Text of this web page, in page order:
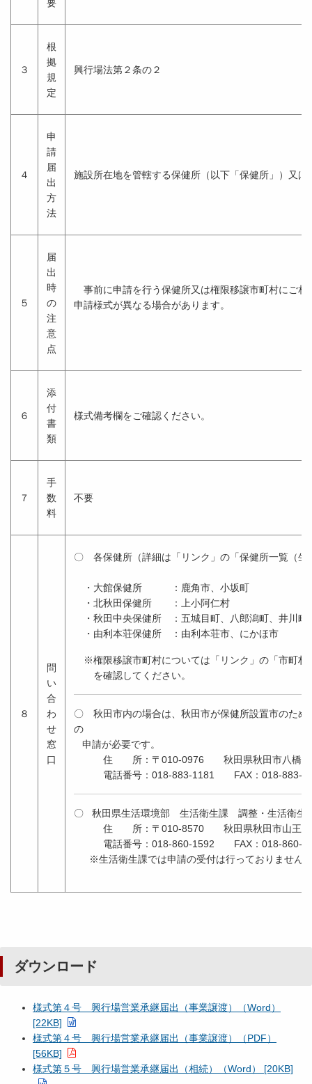
要
３
根
拠
規
定
興行場法第２条の２
４
申
請
届
出
方
法
施設所在地を管轄する保健所（以下「保健所」）又
５
届
出
時
の
注
意
点
事前に申請を行う保健所又は権限移譲市町村にご
申請様式が異なる場合があります。
６
添
付
書
類
様式備考欄をご確認ください。
７
手
数
料
不要
８
問
い
合
わ
せ
窓
口
〇 各保健所（詳細は「リンク」の「保健所一覧（生
・大館保健所 ：鹿角市、小坂町
・北秋田保健所 ：上小阿仁村
・秋田中央保健所 ：五城目町、八郎潟町、井川町
・由利本荘保健所 ：由利本荘市、にかほ市
※権限移譲市町村については「リンク」の「市町村
を確認してください。
〇 秋田市内の場合は、秋田市が保健所設置市のため
申請が必要です。
住 所：〒010-0976 秋田県秋田市八橋南１
電話番号：018-883-1181 FAX：018-883-
〇 秋田県生活環境部 生活衛生課 調整・生活衛生
住 所：〒010-8570 秋田県秋田市山王４
電話番号：018-860-1592 FAX：018-860-
※生活衛生課では申請の受付は行っておりません
ダウンロード
様式第４号 興行場営業承継届出（事業譲渡）（Word）
[22KB]
様式第４号 興行場営業承継届出（事業譲渡）（PDF）
[56KB]
様式第５号 興行場営業承継届出（相続）（Word） [20KB]